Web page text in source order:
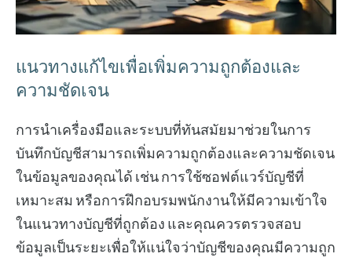
แนวทางแก้ไขเพื่อเพิ่มความถูกต้องและ
ความชัดเจน
การนำเครื่องมือและระบบที่ทันสมัยมาช่วยในการ
บันทึกบัญชีสามารถเพิ่มความถูกต้องและความชัดเจน
ในข้อมูลของคุณได้ เช่น การใช้ซอฟต์แวร์บัญชีที่
เหมาะสม หรือการฝึกอบรมพนักงานให้มีความเข้าใจ
ในแนวทางบัญชีที่ถูกต้อง และคุณควรตรวจสอบ
ข้อมูลเป็นระยะเพื่อให้แน่ใจว่าบัญชีของคุณมีความถูก